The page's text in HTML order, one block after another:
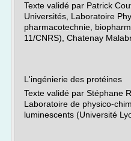
Texte validé par Patrick
Universités, Laboratoire
pharmacotechnie,
11/CNRS), Chatenay
L'ingénierie des protéines
Texte validé par Stéphane
Laboratoire de physico-
luminescents (Université